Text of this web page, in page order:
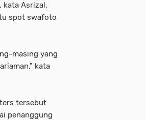
kata Asrizal,
spot swafoto
masing yang
kata
tersebut
penanggung